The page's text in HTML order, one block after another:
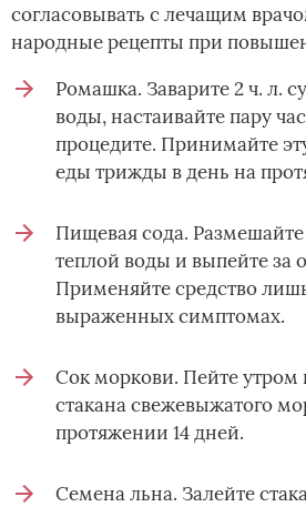
согласовывать с лечащим
народные рецепты при
Ромашка. Заварите 2 ч. л.
воды, настаивайте пару
процедите. Принимайте
еды трижды в день на
Пищевая сода.
теплой воды и выпейте за
Применяйте средство
выраженных симптомах.
Сок моркови. Пейте утром
стакана свежевыжатого
протяжении 14 дней.
Семена льна. Залейте